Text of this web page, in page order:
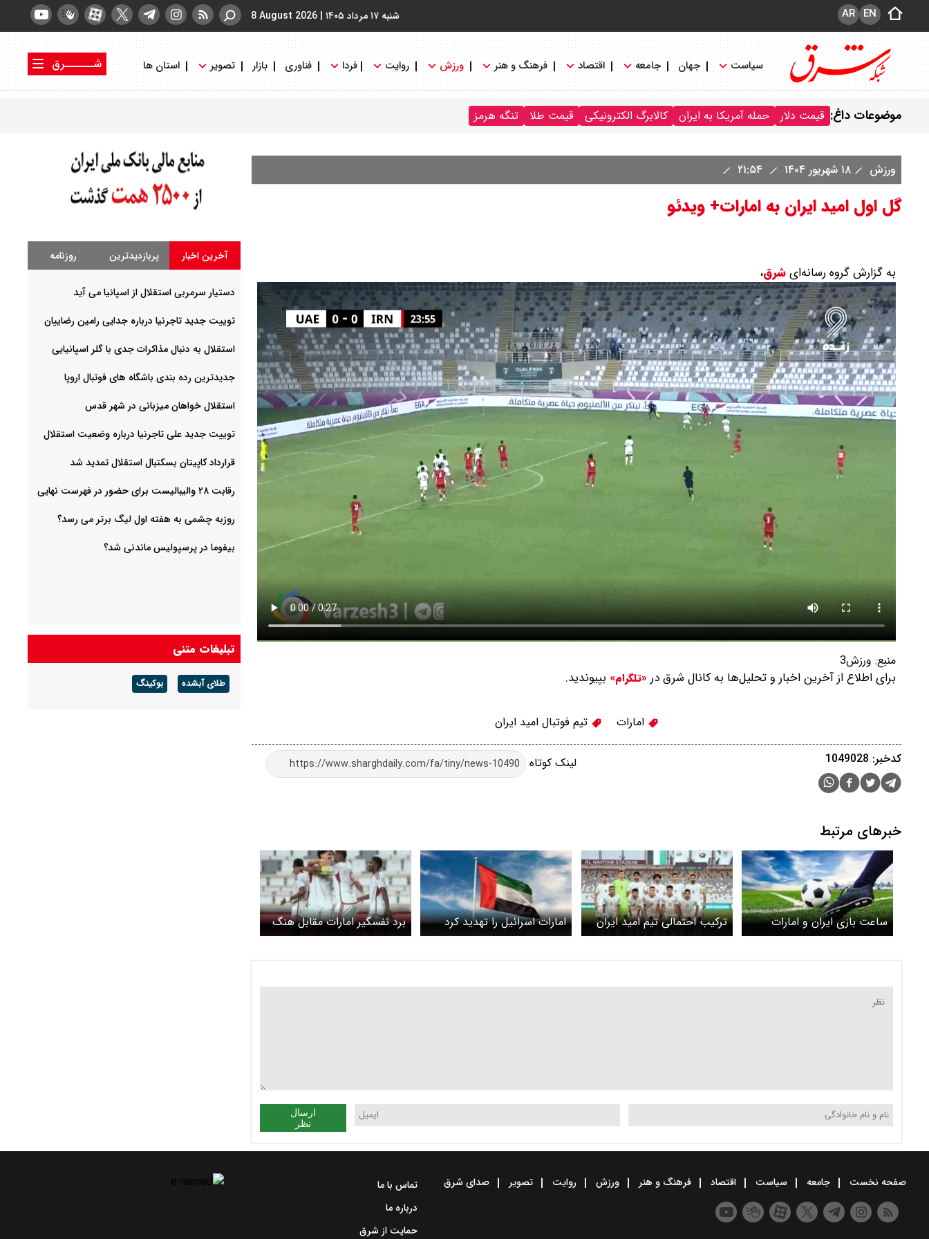
شنبه ۱۷ مرداد ۱۴۰۵ |
8 August 2026 EN
AR
سیاست جهان جامعه اقتصاد فرهنگ و هنر ورزش روایت فردا فناوری بازار تصویر استان ها
شــــــرق
موضوعات داغ: قیمت دلار حمله آمریکا به ایران کالابرگ الکترونیکی قیمت طلا تنگه هرمز
ورزش ۱۸ شهریور ۱۴۰۴
گل اول امید ایران به امارات+ ویدئو
به گزارش گروه رسانه‌ایشرق،
منبع: ورزش3
برای اطلاع از آخرین اخبار و تحلیل‌ها به کانال شرق در «تلگرام» بپیوندید.
امارات تیم فوتبال امید ایران
لینک کوتاه کدخبر: 1049028
خبرهای مرتبط
ساعت بازی ایران و امارات
امروز چند است؟ + لینک پخش
ترکیب احتمالی تیم امید ایران
مقابل امارات
امارات اسرائیل را تهدید کرد
برد نفسگیر امارات مقابل هنگ
کنگ
ارسال
نظر
آخرین اخبار پربازدیدترین روزنامه
دستیار سرمربی استقلال از اسپانیا می آید
توییت جدید تاجرنیا درباره جدایی رامین رضاییان
استقلال به دنبال مذاکرات جدی با گلر اسپانیایی
جدیدترین رده بندی باشگاه های فوتبال اروپا
استقلال خواهان میزبانی در شهر قدس
توییت جدید علی تاجرنیا درباره وضعیت استقلال
قرارداد کاپیتان بسکتبال استقلال تمدید شد
رقابت ۲۸ والیبالیست برای حضور در فهرست نهایی
روزبه چشمی به هفته اول لیگ برتر می رسد؟
بیفوما در پرسپولیس ماندنی شد؟
تبلیغات متنی
طلای آبشده بوکینگ
صفحه نخست جامعه سیاست اقتصاد فرهنگ و هنر ورزش روایت تصویر صدای شرق
تماس با ما
درباره ما
حمایت از شرق